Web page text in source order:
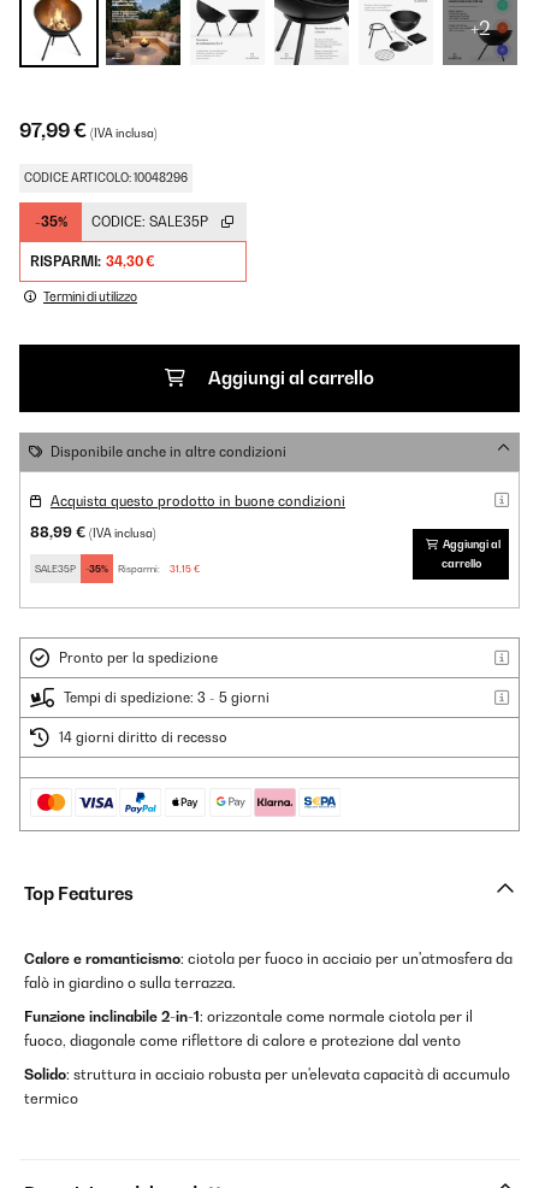
+2
97,99 € (IVA inclusa)
CODICE ARTICOLO: 10048296
-35% CODICE: SALE35P
RISPARMI: 34,30 €
Termini di utilizzo
Aggiungi al carrello
Disponibile anche in altre condizioni
Acquista questo prodotto in buone condizioni
88,99 € (IVA inclusa)
SALE35P -35% Risparmi: 31,15 €
Aggiungi al
carrello
Pronto per la spedizione
Tempi di spedizione: 3 - 5 giorni
14 giorni diritto di recesso
Top Features
Calore e romanticismo: ciotola per fuoco in acciaio per un'atmosfera da
falò in giardino o sulla terrazza.
Funzione inclinabile 2-in-1: orizzontale come normale ciotola per il
fuoco, diagonale come riflettore di calore e protezione dal vento
Solido: struttura in acciaio robusta per un'elevata capacità di accumulo
termico